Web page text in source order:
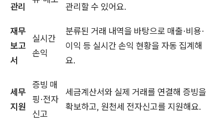
관리
관리할 수 있어요.
재무
보고
서
실시간
손익
분류된 거래 내역을 바탕으로 매출·비용·
이익 등 실시간 손익 현황을 자동 집계해
요.
세무
지원
증빙 매
핑·전자
신고
세금계산서와 실제 거래를 연결해 증빙을
확보하고, 원천세 전자신고를 지원해요.